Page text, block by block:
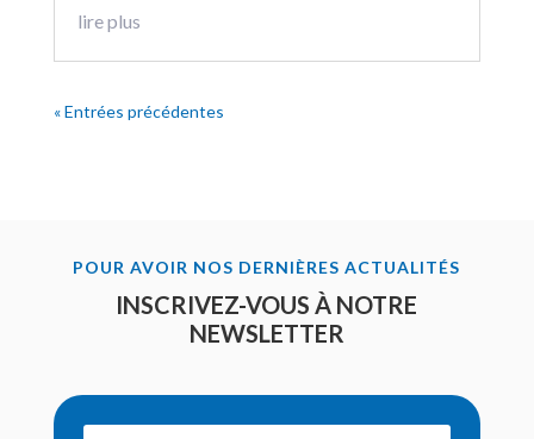
lire plus
« Entrées précédentes
POUR AVOIR NOS DERNIÈRES ACTUALITÉS
INSCRIVEZ-VOUS À NOTRE
NEWSLETTER